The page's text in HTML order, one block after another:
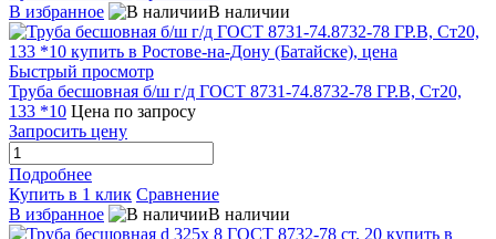
В избранное
В наличии
Быстрый просмотр
Труба бесшовная б/ш г/д ГОСТ 8731-74.8732-78 ГР.В, Ст20,
133 *10 Цена по запросу
Запросить цену
Подробнее
Купить в 1 клик Сравнение
В избранное
В наличии